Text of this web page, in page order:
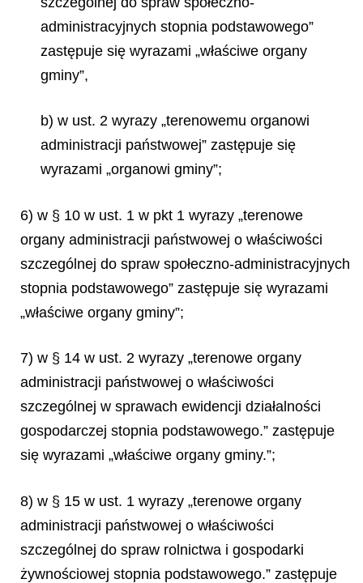
administracyjnych stopnia podstawowego”
zastępuje się wyrazami „właściwe organy
gminy”,
b) w ust. 2 wyrazy „terenowemu organowi
administracji państwowej” zastępuje się
wyrazami „organowi gminy”;
6) w § 10 w ust. 1 w pkt 1 wyrazy „terenowe
organy administracji państwowej o właściwości
szczególnej do spraw społeczno-administracyjnych
stopnia podstawowego” zastępuje się wyrazami
„właściwe organy gminy”;
7) w § 14 w ust. 2 wyrazy „terenowe organy
administracji państwowej o właściwości
szczególnej w sprawach ewidencji działalności
gospodarczej stopnia podstawowego.” zastępuje
się wyrazami „właściwe organy gminy.”;
8) w § 15 w ust. 1 wyrazy „terenowe organy
administracji państwowej o właściwości
szczególnej do spraw rolnictwa i gospodarki
żywnościowej stopnia podstawowego.” zastępuje